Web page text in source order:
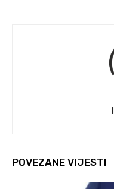
POVEZANE VIJESTI